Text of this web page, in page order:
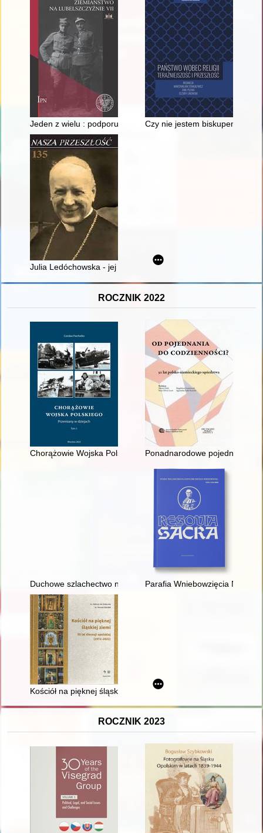
Jeden z wielu : podporucznik Jan Wojtkiewicz "Wysoki", ułan
Czy nie jestem biskupem
Julia Ledóchowska - jej działalność na rzecz odbudowy
ROCZNIK 2022
Chorążowie Wojska Polskiego : przemiany w dziejach. T. 1
Ponadnarodowe pojednanie,
Duchowe szlachectwo narodu : co zawdzięcza ziemia
Parafia Wniebowzięcia
Kościół na pięknej śląskiej ziemi : 50 lat diecezji opolskiej
ROCZNIK 2023